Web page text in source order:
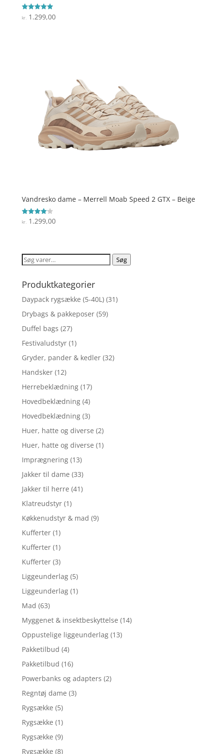
Vurderet
5
kr. 1.299,00
Vandresko dame – Merrell Moab Speed 2 GTX – Beige
Vurderet
4.1
kr.1.299,00
Søg
Søg
Produktkategorier
Daypack rygsække (5-40L) (31)
Drybags & pakkeposer (59)
Duffel bags (27)
Festivaludstyr (1)
Gryder, pander & kedler (32)
Handsker (12)
Herrebeklædning (17)
Hovedbeklædning (4)
Hovedbeklædning (3)
Huer, hatte og diverse (2)
Huer, hatte og diverse (1)
Imprægnering (13)
Jakker til dame (33)
Jakker til herre (41)
Klatreudstyr (1)
Køkkenudstyr & mad (9)
Kufferter (1)
Kufferter (1)
Kufferter (3)
Liggeunderlag (5)
Liggeunderlag (1)
Mad (63)
Myggenet & insektbeskyttelse (14)
Oppustelige liggeunderlag (13)
Pakketilbud (4)
Pakketilbud (16)
Powerbanks og adapters (2)
Regntøj dame (3)
Rygsække (5)
Rygsække (1)
Rygsække (9)
Rygsække (8)